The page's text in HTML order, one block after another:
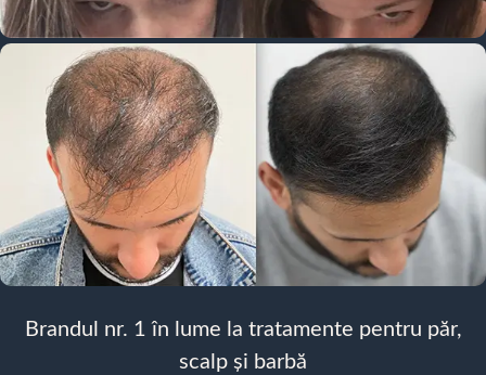
Brandul nr. 1 în lume la tratamente pentru păr,
scalp și barbă